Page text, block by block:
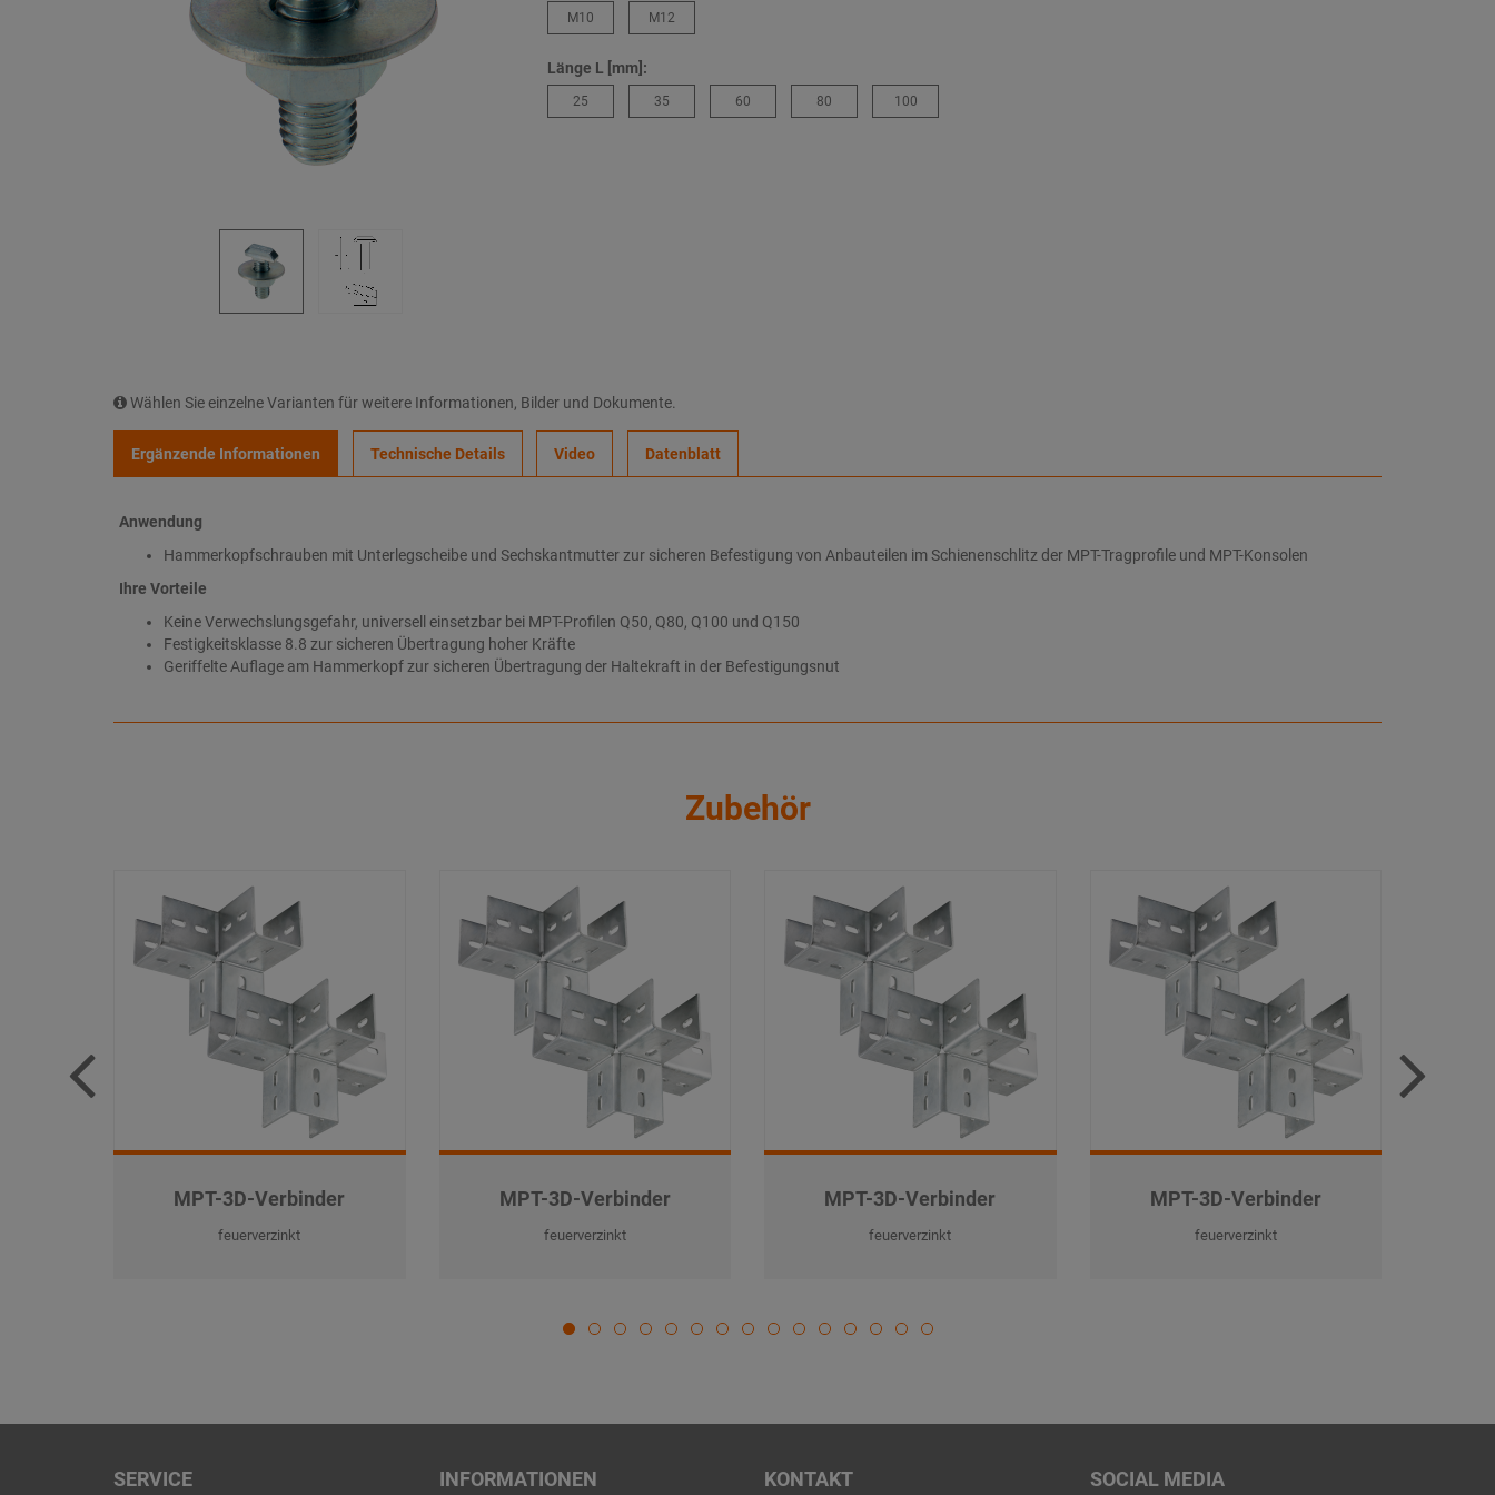
M10 M12
Länge L [mm]:
25 35 60 80 100
Wählen Sie einzelne Varianten für weitere Informationen, Bilder und Dokumente.
Ergänzende Informationen Technische Details Video Datenblatt
Anwendung
Hammerkopfschrauben mit Unterlegscheibe und Sechskantmutter zur sicheren Befestigung von Anbauteilen im Schienenschlitz der MPT-Tragprofile und MPT-Konsolen
Ihre Vorteile
Keine Verwechslungsgefahr, universell einsetzbar bei MPT-Profilen Q50, Q80, Q100 und Q150
Festigkeitsklasse 8.8 zur sicheren Übertragung hoher Kräfte
Geriffelte Auflage am Hammerkopf zur sicheren Übertragung der Haltekraft in der Befestigungsnut
Zubehör
MPT-3D-Verbinder
feuerverzinkt
MPT-3D-Verbinder
feuerverzinkt
MPT-3D-Verbinder
feuerverzinkt
MPT-3D-Verbinder
feuerverzinkt
SERVICE INFORMATIONEN KONTAKT SOCIAL MEDIA